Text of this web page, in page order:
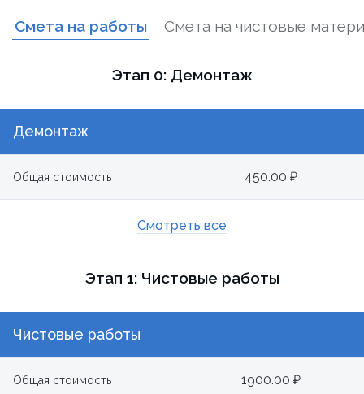
Смета на работы Смета на чистовые
Этап 0: Демонтаж
Демонтаж
Общая стоимость 450.00 ₽
Смотреть все
Этап 1: Чистовые работы
Чистовые работы
Общая стоимость 1900.00 ₽